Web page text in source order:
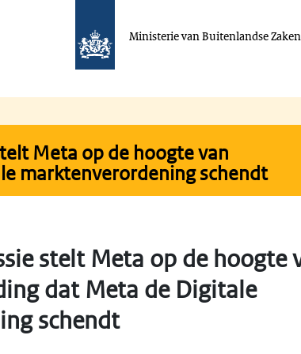
Ministerie van Buitenlandse Zaken
Meta op de hoogte van
marktenverordening schendt
stelt Meta op de hoogte
dat Meta de Digitale
schendt